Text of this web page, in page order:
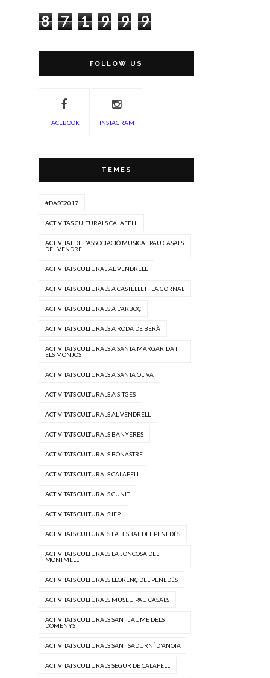
8 7 1 9 9 9
FOLLOW US
FACEBOOK INSTAGRAM
TEMES
#DASC2017
ACTIVITAS CULTURALS CALAFELL
ACTIVITAT DE L'ASSOCIACIÓ MUSICAL PAU CASALS
DEL VENDRELL
ACTIVITATS CULTURAL AL VENDRELL
ACTIVITATS CULTURALS A CASTELLET I LA GORNAL
ACTIVITATS CULTURALS A L'ARBOÇ
ACTIVITATS CULTURALS A RODA DE BERÀ
ACTIVITATS CULTURALS A SANTA MARGARIDA I
ELS MONJOS
ACTIVITATS CULTURALS A SANTA OLIVA
ACTIVITATS CULTURALS A SITGES
ACTIVITATS CULTURALS AL VENDRELL
ACTIVITATS CULTURALS BANYERES
ACTIVITATS CULTURALS BONASTRE
ACTIVITATS CULTURALS CALAFELL
ACTIVITATS CULTURALS CUNIT
ACTIVITATS CULTURALS IEP
ACTIVITATS CULTURALS LA BISBAL DEL PENEDÈS
ACTIVITATS CULTURALS LA JONCOSA DEL
MONTMELL
ACTIVITATS CULTURALS LLORENÇ DEL PENEDÈS
ACTIVITATS CULTURALS MUSEU PAU CASALS
ACTIVITATS CULTURALS SANT JAUME DELS
DOMENYS
ACTIVITATS CULTURALS SANT SADURNÍ D'ANOIA
ACTIVITATS CULTURALS SEGUR DE CALAFELL